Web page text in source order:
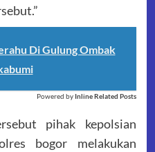
Di Gulung Ombak
Powered by Inline Related Posts
pihak kepolsian
bogor melakukan